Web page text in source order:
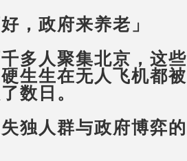
，政府来养老」
多人聚集北京，这
生生在无人飞机都
数日。
失独人群与政府博弈